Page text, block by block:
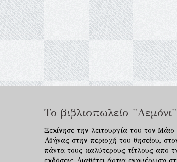
Το βιβλιοπωλείο "Λεμόνι"
Ξεκίνησε την λειτουργία του τον
Αθήνας στην περιοχή του θησείου,
πάντα τους καλύτερους τίτλους απο